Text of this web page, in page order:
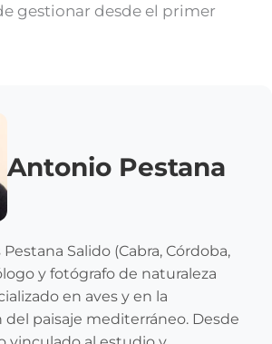
gestionar desde el primer
Antonio Pestana
Salido (Cabra, Córdoba,
y fotógrafo de naturaleza
en aves y en la
paisaje mediterráneo. Desde